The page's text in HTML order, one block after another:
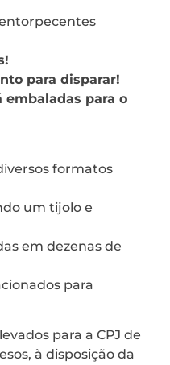
para disparar!
embaladas para o
formatos
um tijolo e
em dezenas de
para
para a CPJ de
à disposição da